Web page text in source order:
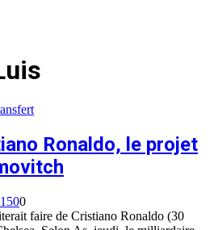
Ronaldo, le projet
00
faire de Cristiano Ronaldo (30